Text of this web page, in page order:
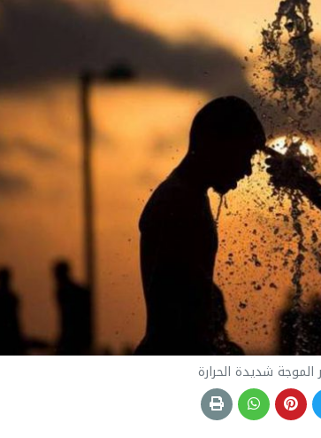
شديدة الحرارة